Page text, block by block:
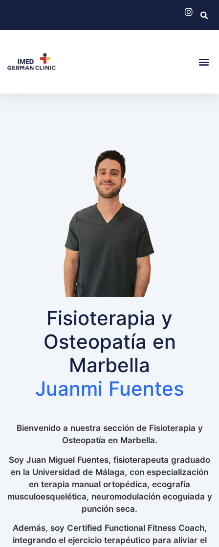
Fisioterapia y
Osteopatía en
Marbella
Juanmi Fuentes
Bienvenido a nuestra sección de Fisioterapia y
Osteopatía en Marbella.
Soy Juan Miguel Fuentes, fisioterapeuta graduado
en la Universidad de Málaga, con especialización
en terapia manual ortopédica, ecografía
musculoesquelética, neuromodulación ecoguiada y
punción seca.
Además, soy Certified Functional Fitness Coach,
integrando el ejercicio terapéutico para aliviar el